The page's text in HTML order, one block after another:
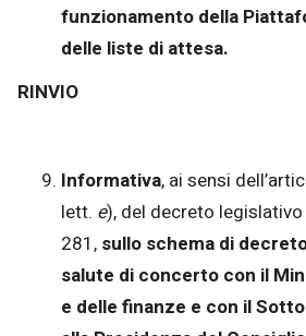
funzionamento della
delle liste di attesa.
RINVIO
Informativa, ai sensi
lett. e), del decreto
281, sullo schema di
salute di concerto con il
e delle finanze e con il